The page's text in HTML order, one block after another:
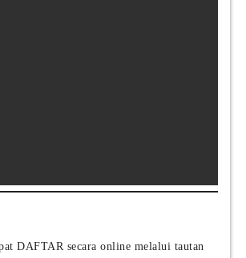
DAFTAR secara online melalui tautan